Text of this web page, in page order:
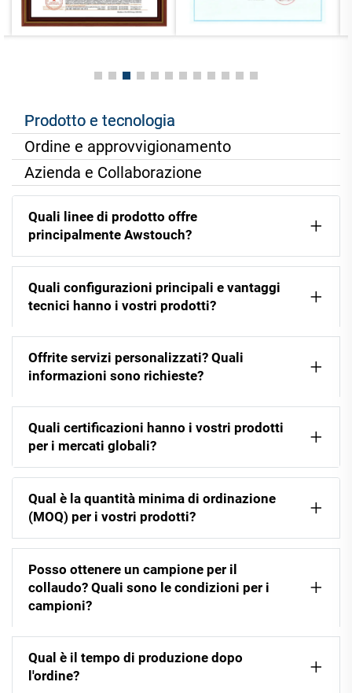
Prodotto e tecnologia
Ordine e approvvigionamento
Azienda e Collaborazione
Quali linee di prodotto offre
principalmente Awstouch?
Quali configurazioni principali e vantaggi
tecnici hanno i vostri prodotti?
Offrite servizi personalizzati? Quali
informazioni sono richieste?
Quali certificazioni hanno i vostri prodotti
per i mercati globali?
Qual è la quantità minima di ordinazione
(MOQ) per i vostri prodotti?
Posso ottenere un campione per il
collaudo? Quali sono le condizioni per i
campioni?
Qual è il tempo di produzione dopo
l'ordine?